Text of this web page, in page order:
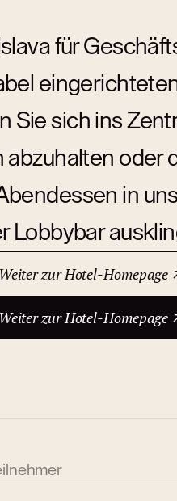
für
Sie sich ins
oder
in
Lobbybar
Weiter zur Hotel-Homepage
Weiter zur Hotel-Homepage